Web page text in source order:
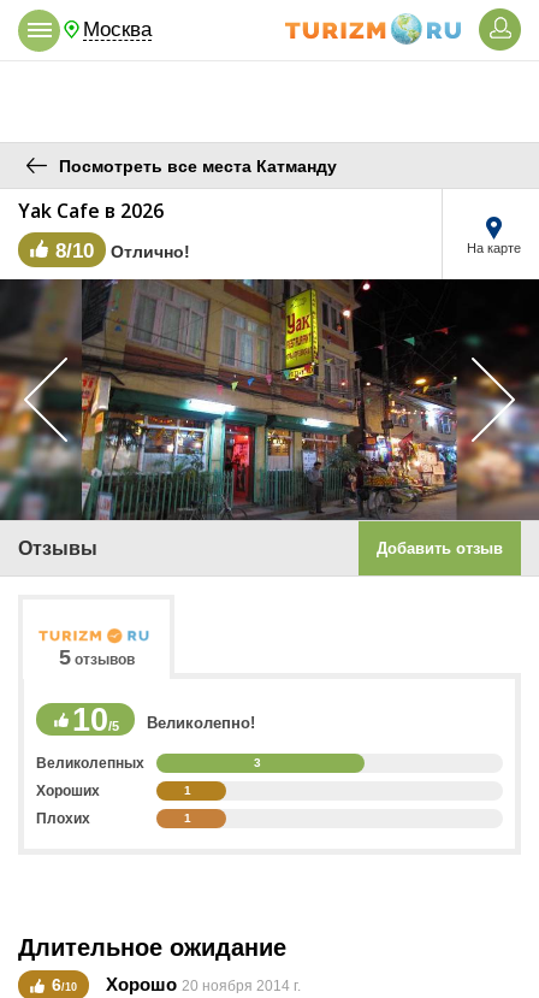
Москва
Посмотреть все места Катманду
Yak Cafe в 2026
8/10 Отлично! На карте
Отзывы Добавить отзыв
5отзывов
10/5 Великолепно!
Великолепных 3
Хороших 1
Плохих 1
Длительное ожидание
6/10 Хорошо 20 ноября 2014 г.